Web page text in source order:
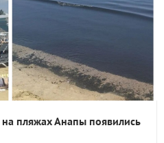
пляжах Анапы появились